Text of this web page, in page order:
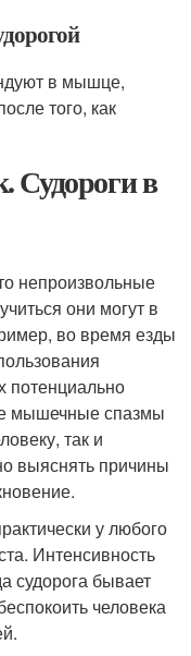
в мышце,
того, как
Судороги в
непроизвольные
они могут в
во время езды
потенциально
мышечные спазмы
так и
выяснять причины
у любого
Интенсивность
судорога бывает
человека